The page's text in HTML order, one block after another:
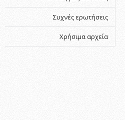
Συχνές ερωτήσεις
Χρήσιμα αρχεία